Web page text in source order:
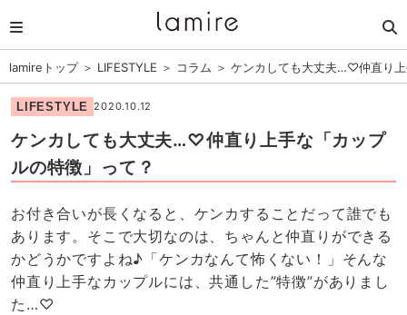
lamireトップ＞ LIFESTYLE ＞ コラム ＞ ケンカしても大丈夫…♡仲直り
LIFESTYLE 2020.10.12
ケンカしても大丈夫…♡仲直り上手な「カップ
ルの特徴」って？
お付き合いが長くなると、ケンカすることだって誰でも
あります。そこで大切なのは、ちゃんと仲直りができる
かどうかですよね♪「ケンカなんて怖くない！」そんな
仲直り上手なカップルには、共通した”特徴”がありまし
た…♡